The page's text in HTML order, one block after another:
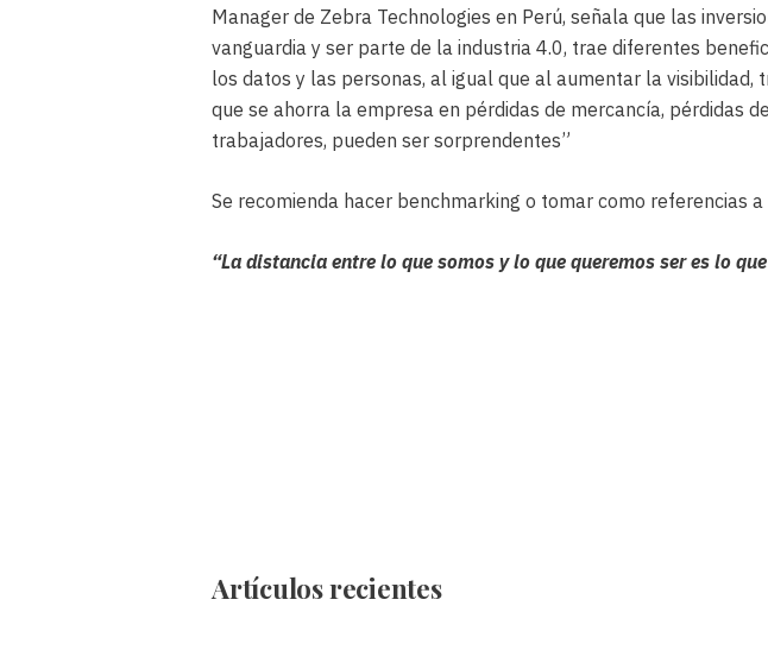
Manager de Zebra Technologies en Perú, señala que las
vanguardia y ser parte de la industria 4.0, trae diferentes
los datos y las personas, al igual que al aumentar la
que se ahorra la empresa en pérdidas de mercancía, pérdidas
trabajadores, pueden ser sorprendentes”
Se recomienda hacer benchmarking o tomar como referencias
“La distancia entre lo que somos y lo que queremos ser es lo
Artículos recientes